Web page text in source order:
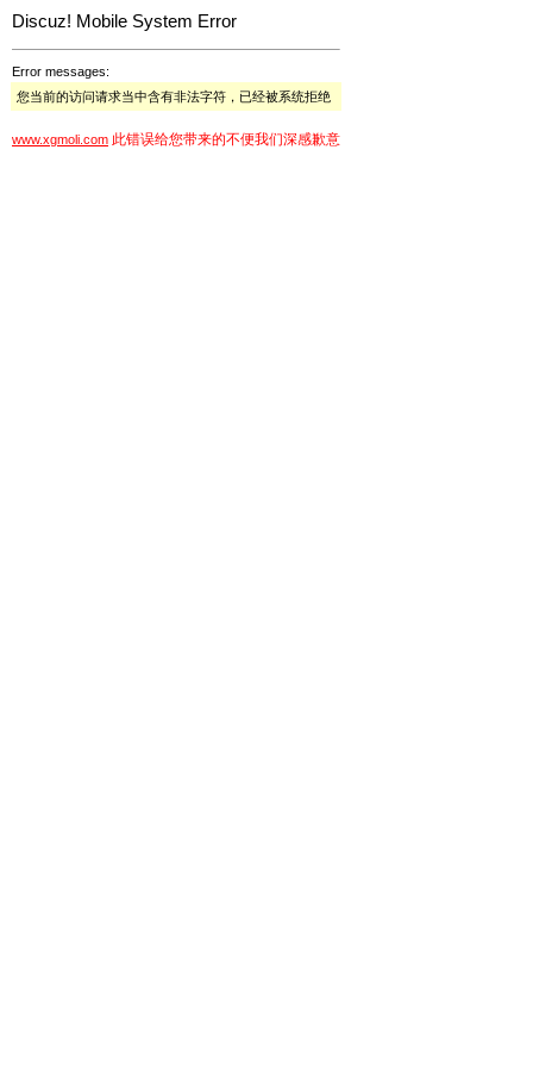
Discuz! Mobile System Error
Error messages:
您当前的访问请求当中含有非法字符，已经被系统拒绝
www.xgmoli.com 此错误给您带来的不便我们深感歉意